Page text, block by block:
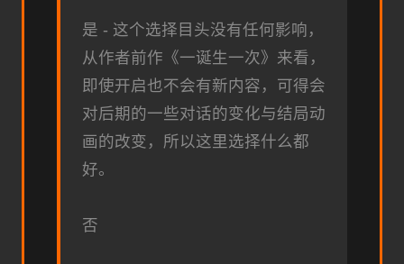
是 - 这个选择目头没有任何影响，
从作者前作《一诞生一次》来看，
即使开启也不会有新内容，可得会
对后期的一些对话的变化与结局动
画的改变，所以这里选择什么都
好。
否